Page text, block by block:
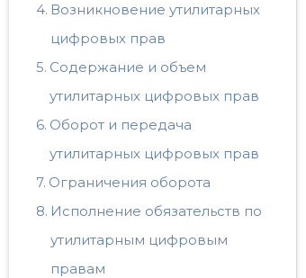
Возникновение утилитарных
цифровых прав
Содержание и объем
утилитарных цифровых прав
Оборот и передача
утилитарных цифровых прав
Ограничения оборота
Исполнение обязательств по
утилитарным цифровым
правам